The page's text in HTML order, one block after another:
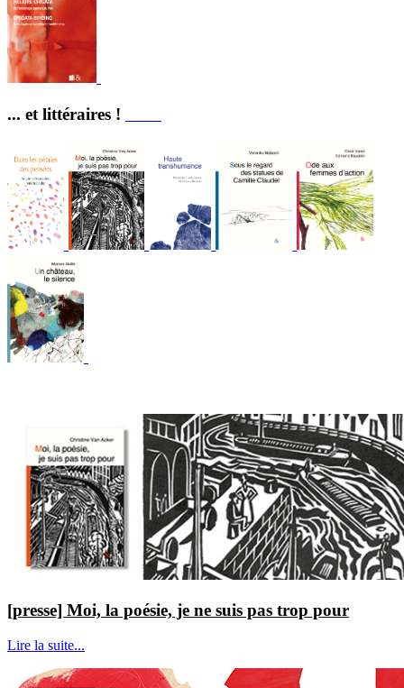
... et littéraires !
[presse] Moi, la poésie, je ne suis pas trop pour
Lire la suite...